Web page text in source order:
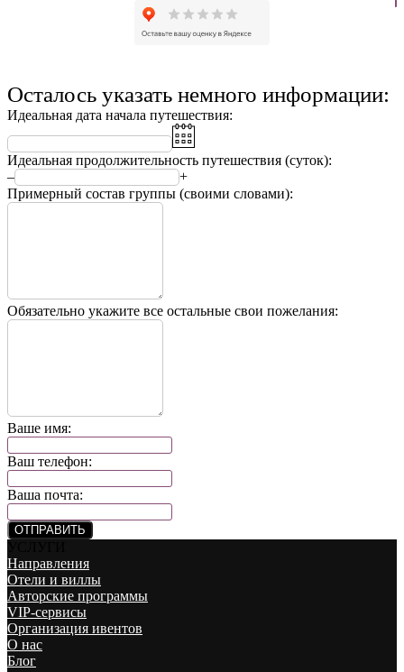
Осталось указать немного информации:
Идеальная дата начала путешествия:
Идеальная продолжительность путешествия (суток):
–
+
Примерный состав группы (своими словами):
Обязательно укажите все остальные свои пожелания:
Ваше имя:
Ваш телефон:
Ваша почта:
ОТПРАВИТЬ
Направления
Отели и виллы
Авторские программы
VIP-сервисы
Организация ивентов
О нас
Блог